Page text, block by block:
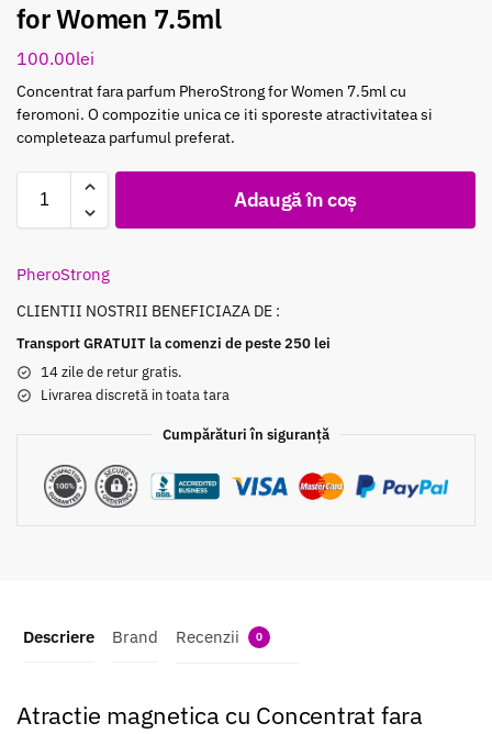
for Women 7.5ml
100.00lei
Concentrat fara parfum PheroStrong for Women 7.5ml cu
feromoni. O compozitie unica ce iti sporeste atractivitatea si
completeaza parfumul preferat.
Adaugă în coș
PheroStrong
CLIENTII NOSTRII BENEFICIAZA DE :
Transport GRATUIT la comenzi de peste 250 lei
14 zile de retur gratis.
Livrarea discretă in toata tara
Cumpărături în siguranță
Descriere Brand Recenzii 0
Atractie magnetica cu Concentrat fara